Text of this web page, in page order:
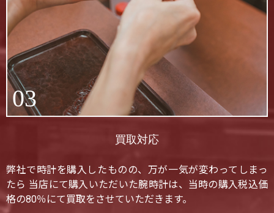
03
買取対応
弊社で時計を購入したものの、万が一気が変わってしまっ
たら 当店にて購入いただいた腕時計は、当時の購入税込価
格の80％にて買取をさせていただきます。